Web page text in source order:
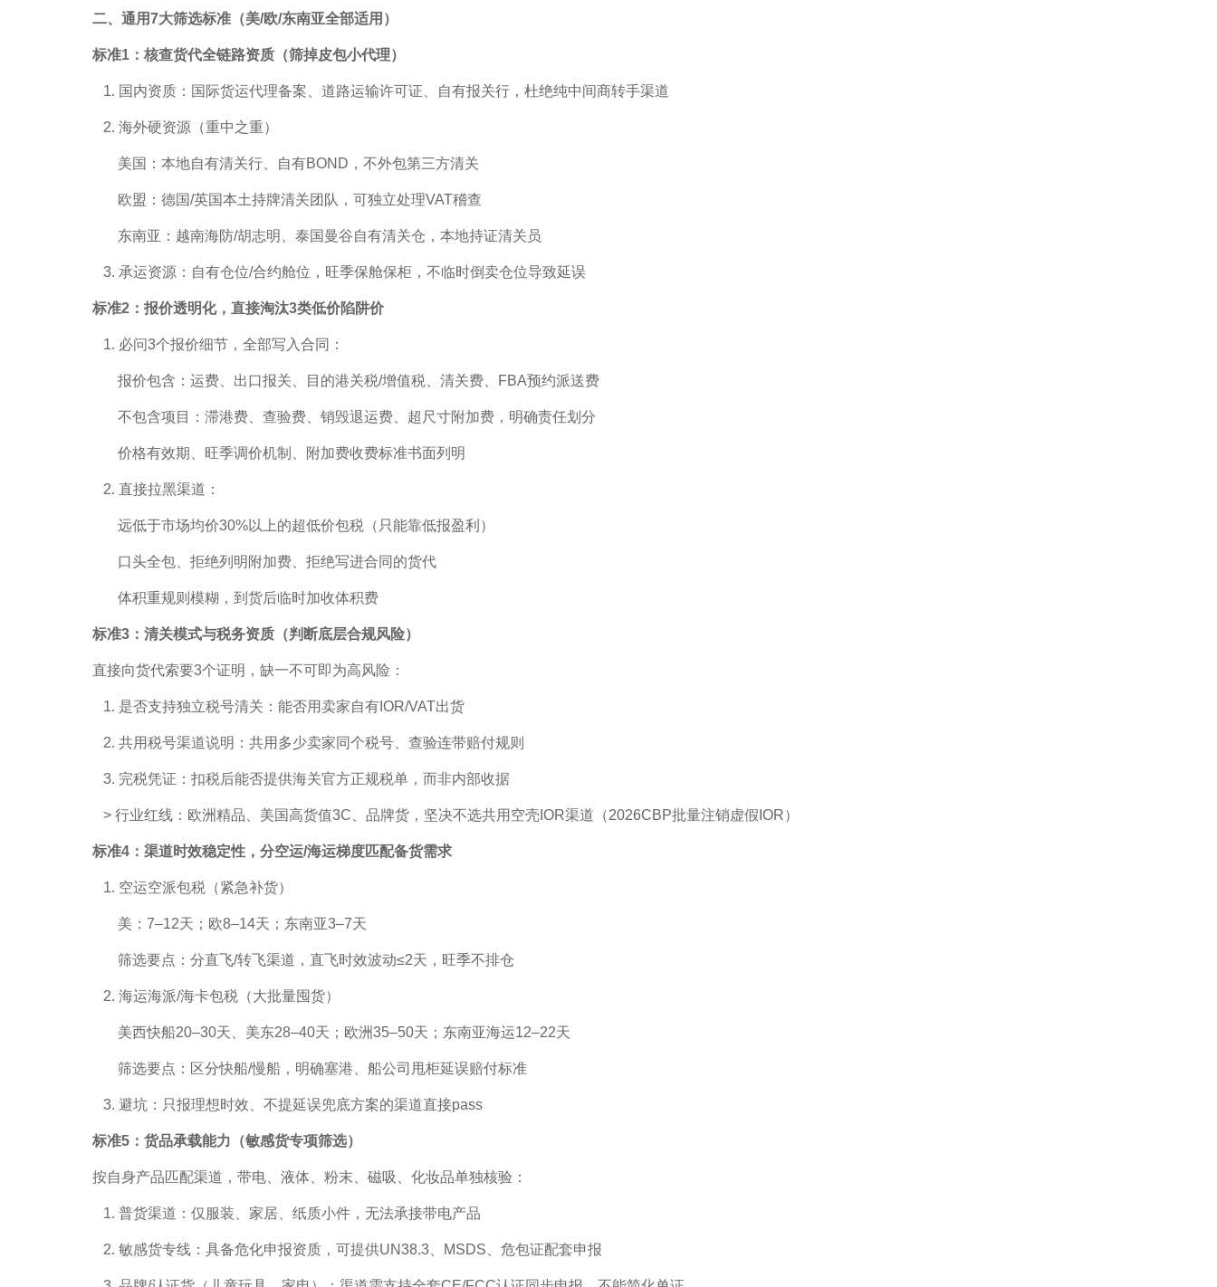
二、通用7大筛选标准（美/欧/东南亚全部适用）
标准1：核查货代全链路资质（筛掉皮包小代理）
1. 国内资质：国际货运代理备案、道路运输许可证、自有报关行，杜绝纯中间商转手渠道
2. 海外硬资源（重中之重）
美国：本地自有清关行、自有BOND，不外包第三方清关
欧盟：德国/英国本土持牌清关团队，可独立处理VAT稽查
东南亚：越南海防/胡志明、泰国曼谷自有清关仓，本地持证清关员
3. 承运资源：自有仓位/合约舱位，旺季保舱保柜，不临时倒卖仓位导致延误
标准2：报价透明化，直接淘汰3类低价陷阱价
1. 必问3个报价细节，全部写入合同：
报价包含：运费、出口报关、目的港关税/增值税、清关费、FBA预约派送费
不包含项目：滞港费、查验费、销毁退运费、超尺寸附加费，明确责任划分
价格有效期、旺季调价机制、附加费收费标准书面列明
2. 直接拉黑渠道：
远低于市场均价30%以上的超低价包税（只能靠低报盈利）
口头全包、拒绝列明附加费、拒绝写进合同的货代
体积重规则模糊，到货后临时加收体积费
标准3：清关模式与税务资质（判断底层合规风险）
直接向货代索要3个证明，缺一不可即为高风险：
1. 是否支持独立税号清关：能否用卖家自有IOR/VAT出货
2. 共用税号渠道说明：共用多少卖家同个税号、查验连带赔付规则
3. 完税凭证：扣税后能否提供海关官方正规税单，而非内部收据
> 行业红线：欧洲精品、美国高货值3C、品牌货，坚决不选共用空壳IOR渠道（2026CBP批量注销虚假IOR）
标准4：渠道时效稳定性，分空运/海运梯度匹配备货需求
1. 空运空派包税（紧急补货）
美：7–12天；欧8–14天；东南亚3–7天
筛选要点：分直飞/转飞渠道，直飞时效波动≤2天，旺季不排仓
2. 海运海派/海卡包税（大批量囤货）
美西快船20–30天、美东28–40天；欧洲35–50天；东南亚海运12–22天
筛选要点：区分快船/慢船，明确塞港、船公司甩柜延误赔付标准
3. 避坑：只报理想时效、不提延误兜底方案的渠道直接pass
标准5：货品承载能力（敏感货专项筛选）
按自身产品匹配渠道，带电、液体、粉末、磁吸、化妆品单独核验：
1. 普货渠道：仅服装、家居、纸质小件，无法承接带电产品
2. 敏感货专线：具备危化申报资质，可提供UN38.3、MSDS、危包证配套申报